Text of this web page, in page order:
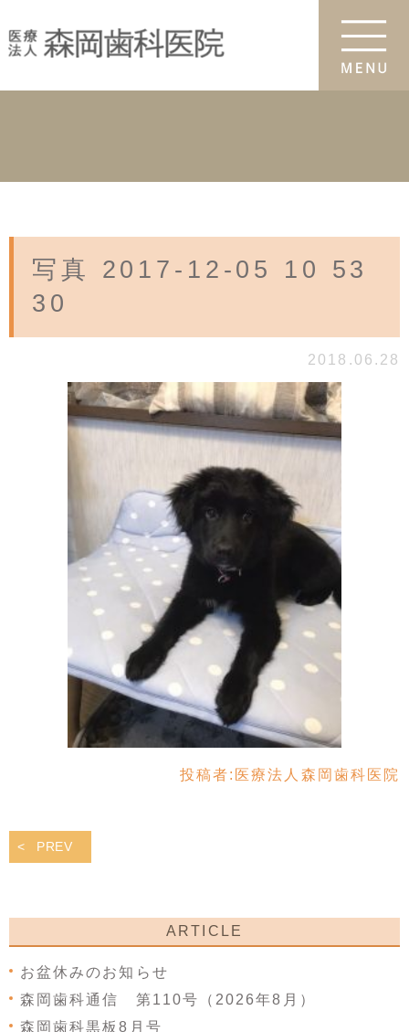
写真 2017-12-05 10 53
30
2018.06.28
投稿者: 医療法人森岡歯科医院
PREV
ARTICLE
お盆休みのお知らせ
森岡歯科通信 第110号（2026年8月）
森岡歯科黒板8月号